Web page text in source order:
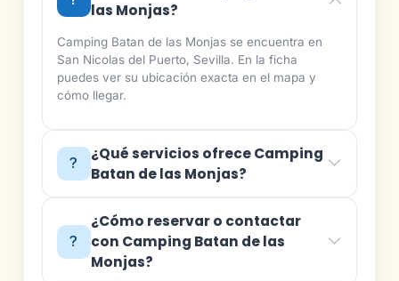
las Monjas?
Camping Batan de las Monjas se encuentra en
San Nicolas del Puerto, Sevilla. En la ficha
puedes ver su ubicación exacta en el mapa y
cómo llegar.
¿Qué servicios ofrece Camping
Batan de las Monjas?
¿Cómo reservar o contactar
con Camping Batan de las
Monjas?